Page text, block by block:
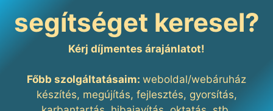
segítséget keresel?
Kérj díjmentes árajánlatot!
Főbb szolgáltatásaim: weboldal/webáruház
készítés, megújítás, fejlesztés, gyorsítás,